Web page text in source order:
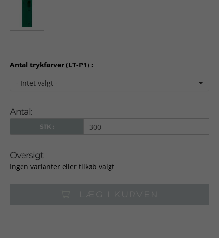
Antal trykfarver (LT-P1) :
- Intet valgt -
Antal:
STK :
Oversigt:
Ingen varianter eller tilkøb valgt